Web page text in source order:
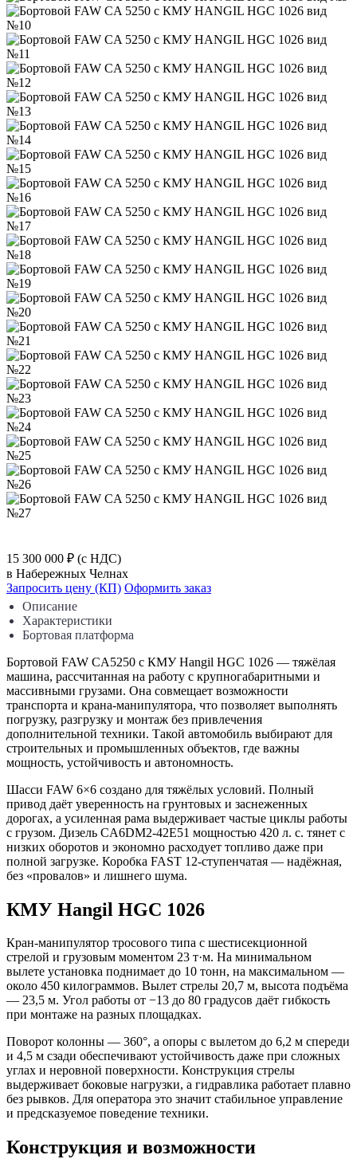
15 300 000 ₽ (с НДС)
в Набережных Челнах
Запросить цену (КП) Оформить заказ
Описание
Характеристики
Бортовая платформа
Бортовой FAW CA5250 с КМУ Hangil HGC 1026 — тяжёлая
машина, рассчитанная на работу с крупногабаритными и
массивными грузами. Она совмещает возможности
транспорта и крана-манипулятора, что позволяет выполнять
погрузку, разгрузку и монтаж без привлечения
дополнительной техники. Такой автомобиль выбирают для
строительных и промышленных объектов, где важны
мощность, устойчивость и автономность.
Шасси FAW 6×6 создано для тяжёлых условий. Полный
привод даёт уверенность на грунтовых и заснеженных
дорогах, а усиленная рама выдерживает частые циклы работы
с грузом. Дизель CA6DM2-42E51 мощностью 420 л. с. тянет с
низких оборотов и экономно расходует топливо даже при
полной загрузке. Коробка FAST 12-ступенчатая — надёжная,
без «провалов» и лишнего шума.
КМУ Hangil HGC 1026
Кран-манипулятор тросового типа с шестисекционной
стрелой и грузовым моментом 23 т·м. На минимальном
вылете установка поднимает до 10 тонн, на максимальном —
около 450 килограммов. Вылет стрелы 20,7 м, высота подъёма
— 23,5 м. Угол работы от −13 до 80 градусов даёт гибкость
при монтаже на разных площадках.
Поворот колонны — 360°, а опоры с вылетом до 6,2 м спереди
и 4,5 м сзади обеспечивают устойчивость даже при сложных
углах и неровной поверхности. Конструкция стрелы
выдерживает боковые нагрузки, а гидравлика работает плавно
без рывков. Для оператора это значит стабильное управление
и предсказуемое поведение техники.
Конструкция и возможности